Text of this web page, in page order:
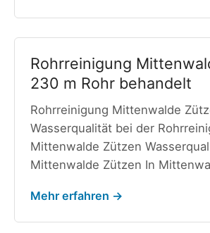
Rohrreinigung
230 m Rohr behandelt
Rohrreinigung Mittenwalde
Wasserqualität bei der
Mittenwalde Zützen
Mittenwalde Zützen In
Mehr erfahren →